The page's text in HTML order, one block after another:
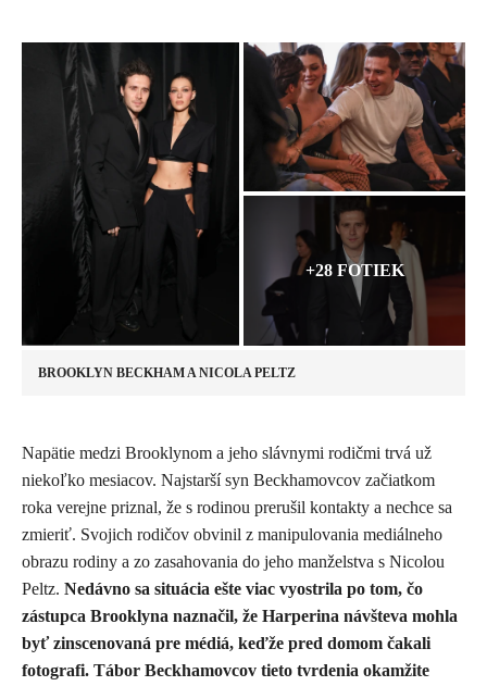
+28 FOTIEK
BROOKLYN BECKHAM A NICOLA PELTZ
​Napätie medzi Brooklynom a jeho slávnymi rodičmi trvá už
niekoľko mesiacov. Najstarší syn Beckhamovcov začiatkom
roka verejne priznal, že s rodinou prerušil kontakty a nechce sa
zmieriť. Svojich rodičov obvinil z manipulovania mediálneho
obrazu rodiny a zo zasahovania do jeho manželstva s Nicolou
Peltz. Nedávno sa situácia ešte viac vyostrila po tom, čo
zástupca Brooklyna naznačil, že Harperina návšteva mohla
byť zinscenovaná pre médiá, keďže pred domom čakali
fotografi. Tábor Beckhamovcov tieto tvrdenia okamžite